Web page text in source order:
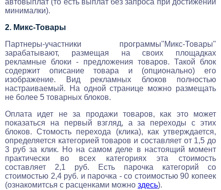
автовыплат (то есть выплат без запроса при достижении
минималки).
2. Микс-Товары
Партнеры-участники программы"Микс-Товары"
зарабатывают, размещая на своих площадках
рекламные блоки - предложения товаров. Такой блок
содержит описание товара и (опционально) его
изображение. Вид рекламных блоков полностью
настраиваемый. На одной странице можно размещать
не более 5 товарных блоков.
Оплата идет не за продажи товаров, как это может
показаться на первый взгляд, а за переходы с этих
блоков. Стомость перехода (клика), как утверждается,
определяется категорией товаров и составляет от 1,5 до
3 руб за клик. Но на самом деле в настоящий момент
практически во всех категориях эта стоимость
составляет 2,1 руб. Есть парочка категорий со
стоимостью 2,4 руб. и парочка - со стоимостью 90 копеек
(ознакомитсья с расценками можно здесь).